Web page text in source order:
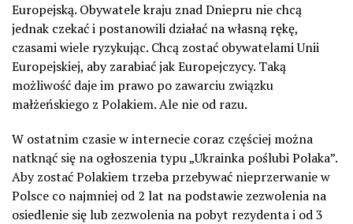
Europejską. Obywatele kraju znad Dniepru nie chcą
jednak czekać i postanowili działać na własną rękę,
czasami wiele ryzykując. Chcą zostać obywatelami Unii
Europejskiej, aby zarabiać jak Europejczycy. Taką
możliwość daje im prawo po zawarciu związku
małżeńskiego z Polakiem. Ale nie od razu.
W ostatnim czasie w internecie coraz częściej można
natknąć się na ogłoszenia typu „Ukrainka poślubi Polaka”.
Aby zostać Polakiem trzeba przebywać nieprzerwanie w
Polsce co najmniej od 2 lat na podstawie zezwolenia na
osiedlenie się lub zezwolenia na pobyt rezydenta i od 3